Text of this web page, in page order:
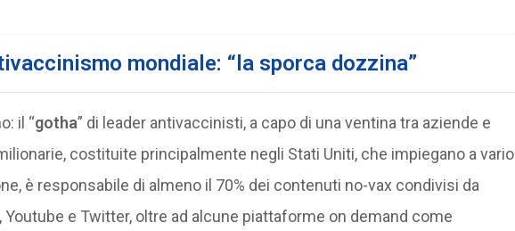
mondiale: “la sporca dozzina”
il “gotha” di leader antivaccinisti, a capo di una ventina tra aziende e
costituite principalmente negli Stati Uniti, che impiegano a vario
è responsabile di almeno il 70% dei contenuti no-vax condivisi da
Youtube e Twitter, oltre ad alcune piattaforme on demand come